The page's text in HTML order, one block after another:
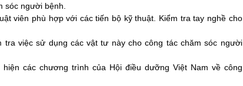
sóc người bệnh.
viên phù hợpvới các tiến bộ kỹ thuật. Kiểm tra tay nghềcho
tra việc sử dụng các vật tư này cho công tác chăm sóc người
hiện các chương trình của Hội điều dưỡng Việt Nam về công